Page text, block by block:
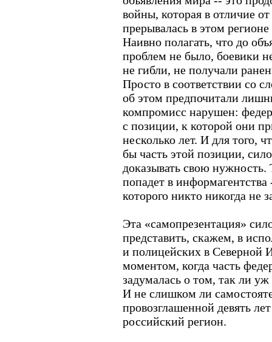
войны, которая в отличие
прерывалась в этом
Наивно полагать, что до
проблем не было, боевики
не гибли, не получали
Просто в соответствии со
об этом предпочитали
компромисс нарушен:
с позиции, к которой они
несколько лет. И для того,
бы часть этой позиции,
доказывать свою
попадет в
которого никто никогда не
Эта «самопрезентация»
представить, скажем, в
и полицейских в Северной
моментом, когда часть
задумалась о том, так ли
И не слишком ли
провозглашенной девять
российский регион.